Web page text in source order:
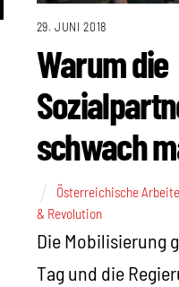
29. JUNI 2018
Warum die
schwach
Österreichische
& Revolution
Die Mobilisierung
Tag und die